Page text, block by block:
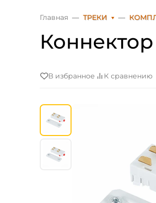
Главная ТРЕКИ
Коннектор
В избранное К сравнению